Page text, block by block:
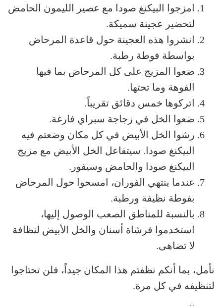
امزجوا البيكنغ صودا مع عصير الليمون الحامض
لتحضير عجينة سميكة.
انشروا هذه العجينة حول قاعدة المرحاض
بواسطة فوطة رطبة.
ضعوا المزيج على كل المرحاض بما فيها
الفوهة وما تحتها.
اتركوها خمس دقائق تقريباً.
ضعوا الخل في زجاجة سبراي فارغة.
رشوا الخل الأبيض في كل مكان وضعتم فيه
البيكنغ صودا. سيتفاعل الخل الأبيض مع مزيج
البيكنغ صودا والحامض وسيفور.
عندما ينتهي الفوران، امسحوا حول المرحاض
بفوطة نظيفة ورطبة.
بالنسبة للمناطق الصعب الوصول إليها،
استخدموا فرشاة أسنان والخل الأبيض لنظافة
لا تضاهى.
نأمل، بما أنكم نظفتم هذا المكان جيداً، فلن تحتاجوا
لتنظيفه في كل مرة.